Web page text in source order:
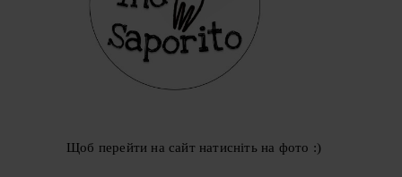
Щоб перейти на сайт натисніть на фото :)